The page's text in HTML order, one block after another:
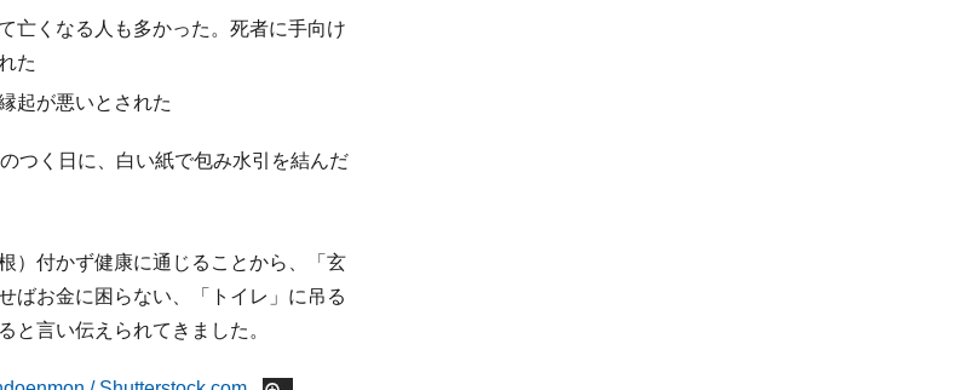
亡くなる人も多かった。死者に手向け
た
起が悪いとされた
つく日に、白い紙で包み水引を結んだ
）付かず健康に通じることから、「玄
ばお金に困らない、「トイレ」に吊る
と言い伝えられてきました。